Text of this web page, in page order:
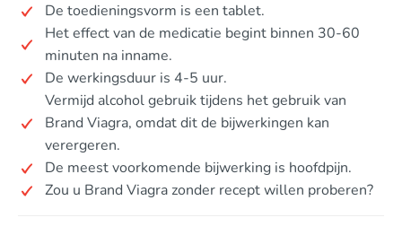
De toedieningsvorm is een tablet.
Het effect van de medicatie begint binnen 30-60
minuten na inname.
De werkingsduur is 4-5 uur.
Vermijd alcohol gebruik tijdens het gebruik van
Brand Viagra, omdat dit de bijwerkingen kan
verergeren.
De meest voorkomende bijwerking is hoofdpijn.
Zou u Brand Viagra zonder recept willen proberen?